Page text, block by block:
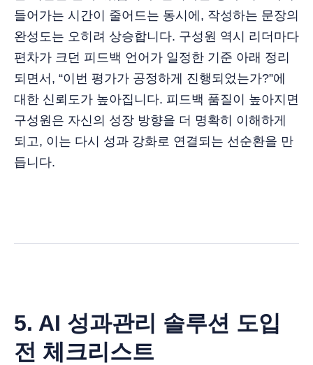
들어가는 시간이 줄어드는 동시에, 작성하는 문장의
완성도는 오히려 상승합니다. 구성원 역시 리더마다
편차가 크던 피드백 언어가 일정한 기준 아래 정리
되면서, “이번 평가가 공정하게 진행되었는가?”에
대한 신뢰도가 높아집니다. 피드백 품질이 높아지면
구성원은 자신의 성장 방향을 더 명확히 이해하게
되고, 이는 다시 성과 강화로 연결되는 선순환을 만
듭니다.
5. AI 성과관리 솔루션 도입
전 체크리스트